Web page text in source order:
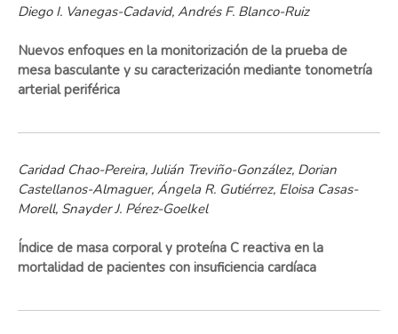
Diego I. Vanegas-Cadavid, Andrés F. Blanco-Ruiz
Nuevos enfoques en la monitorización de la prueba de
mesa basculante y su caracterización mediante tonometría
arterial periférica
Caridad Chao-Pereira, Julián Treviño-González, Dorian
Castellanos-Almaguer, Ángela R. Gutiérrez, Eloisa Casas-
Morell, Snayder J. Pérez-Goelkel
Índice de masa corporal y proteína C reactiva en la
mortalidad de pacientes con insuficiencia cardíaca